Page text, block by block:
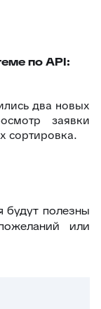
по API:
два новых
заявки
сортировка.
будут полезны
или